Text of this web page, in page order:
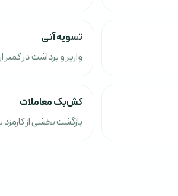
تسویه آنی
واریز و برداشت در کمتر
کش‌بک معاملات
بازگشت بخشی از